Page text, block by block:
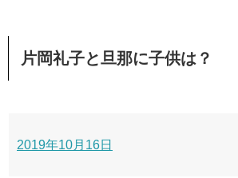
片岡礼子と旦那に子供は？
2019年10月16日